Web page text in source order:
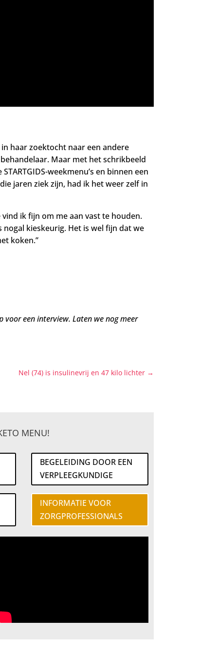
haar zoektocht naar een andere
Maar met het schrikbeeld
weekmenu’s en binnen een
jaren ziek zijn, had ik het weer zelf in
vind ik fijn om me aan vast te houden.
kieskeurig. Het is wel fijn dat we
koken.”
een interview. Laten we nog meer
Nel (74) is insulinevrij en 47 kilo lichter →
MENU!
BEGELEIDING DOOR EEN
VERPLEEGKUNDIGE
INFORMATIE VOOR
ZORGPROFESSIONALS